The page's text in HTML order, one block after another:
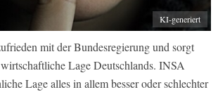
KI-generiert
mit der Bundesregierung und sorgt
Lage Deutschlands. INSA
Lage alles in allem besser oder schlechter